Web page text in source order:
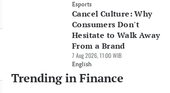
Esports
Cancel Culture: Why
Consumers Don't
Hesitate to Walk Away
From a Brand
7 Aug 2026, 11:00 WIB
English
Trending in Finance